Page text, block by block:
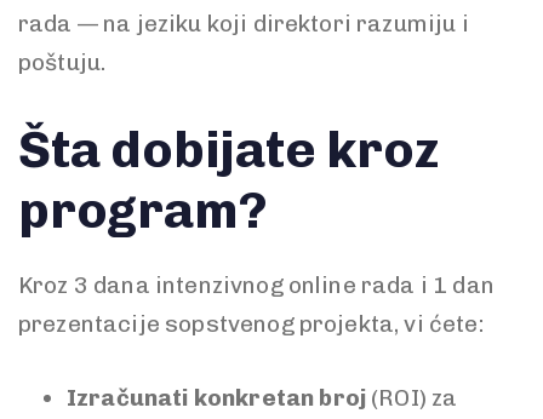
rada — na jeziku koji direktori razumiju i
poštuju.
Šta dobijate kroz
program?
Kroz 3 dana intenzivnog online rada i 1 dan
prezentacije sopstvenog projekta, vi ćete:
Izračunati konkretan broj (ROI) za